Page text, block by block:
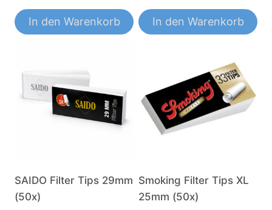
In den Warenkorb In den Warenkorb
SAIDO Filter Tips 29mm
(50x)
Smoking Filter Tips XL
25mm (50x)